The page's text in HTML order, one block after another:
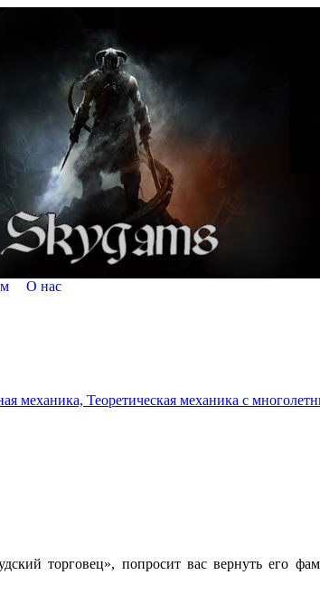
О нас
Теоретическая механика с
торговец», попросит вас вернуть его